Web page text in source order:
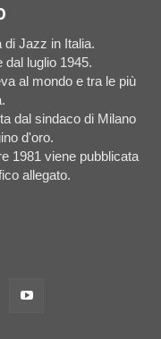
Jazz in Italia.
dal luglio 1945.
al mondo e tra le più
dal sindaco di Milano
d'oro.
1981 viene pubblicata
allegato.